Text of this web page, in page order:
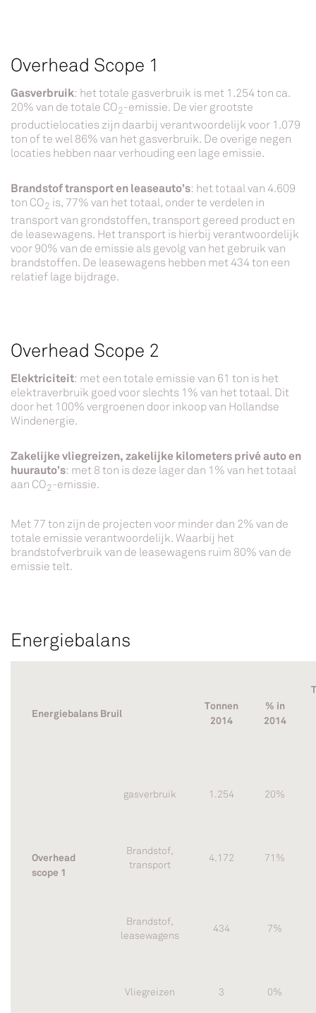
Overhead Scope 1
Gasverbruik: het totale gasverbruik is met 1.254 ton ca.
20% van de totale CO2-emissie. De vier grootste
productielocaties zijn daarbij verantwoordelijk voor 1.079
ton of te wel 86% van het gasverbruik. De overige negen
locaties hebben naar verhouding een lage emissie.
Brandstof transport en leaseauto’s: het totaal van 4.609
ton CO2 is, 77% van het totaal, onder te verdelen in
transport van grondstoffen, transport gereed product en
de leasewagens. Het transport is hierbij verantwoordelijk
voor 90% van de emissie als gevolg van het gebruik van
brandstoffen. De leasewagens hebben met 434 ton een
relatief lage bijdrage.
Overhead Scope 2
Elektriciteit: met een totale emissie van 61 ton is het
elektraverbruik goed voor slechts 1% van het totaal. Dit
door het 100% vergroenen door inkoop van Hollandse
Windenergie.
Zakelijke vliegreizen, zakelijke kilometers privé auto en
huurauto’s: met 8 ton is deze lager dan 1% van het totaal
aan CO2-emissie.
Met 77 ton zijn de projecten voor minder dan 2% van de
totale emissie verantwoordelijk. Waarbij het
brandstofverbruik van de leasewagens ruim 80% van de
emissie telt.
Energiebalans
Energiebalans Bruil
Tonnen
2014
% in
2014
Overhead
scope 1
gasverbruik 1.254 20%
Brandstof,
transport
4.172 71%
Brandstof,
leasewagens
434 7%
Vliegreizen 3 0%